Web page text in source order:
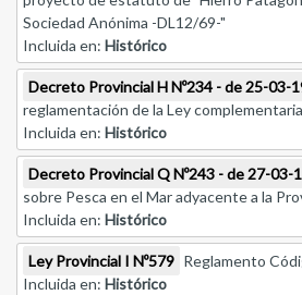
Sociedad Anónima -DL12/69-"
Incluida en: Histórico
Decreto Provincial H Nº234 - de 25-03-
reglamentación de la Ley
Incluida en: Histórico
Decreto Provincial Q Nº243 - de 27-03-
sobre Pesca en el Mar adyacente a la
Incluida en: Histórico
Ley Provincial I Nº579 Reglamento
Incluida en: Histórico